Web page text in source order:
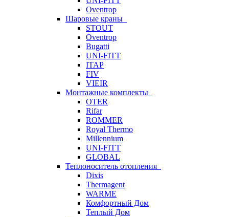
Oventrop
Шаровые краны
STOUT
Oventrop
Bugatti
UNI-FITT
ITAP
FIV
VIEIR
Монтажные комплекты
OTER
Rifar
ROMMER
Royal Thermo
Millennium
UNI-FITT
GLOBAL
Теплоноситель отопления
Dixis
Thermagent
WARME
Комфортный Дом
Теплый Дом